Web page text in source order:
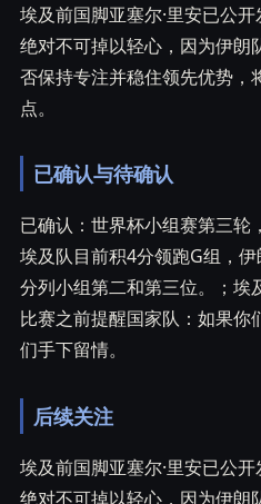
埃及前国脚亚塞尔·里安已公
绝对不可掉以轻心，因为伊朗
否保持专注并稳住领先优势，
点。
已确认与待确认
已确认：世界杯小组赛第三轮
埃及队目前积4分领跑G组，
分列小组第二和第三位。；埃
比赛之前提醒国家队：如果你
们手下留情。
后续关注
埃及前国脚亚塞尔·里安已公
绝对不可掉以轻心，因为伊朗